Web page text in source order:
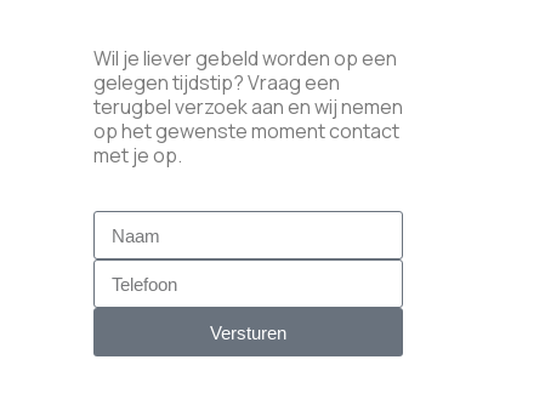
Wil je liever gebeld worden op een
gelegen tijdstip? Vraag een
terugbel verzoek aan en wij nemen
op het gewenste moment contact
met je op.
Versturen